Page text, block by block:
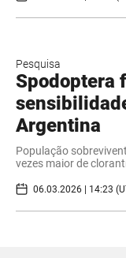
Pesquisa
Spodoptera
Argentina
População
vezes maior de
06.03.2026 | 14:23